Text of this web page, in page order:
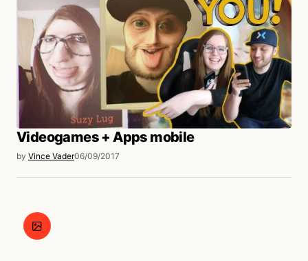
Videogames + Apps mobile
by Vince Vader06/09/2017